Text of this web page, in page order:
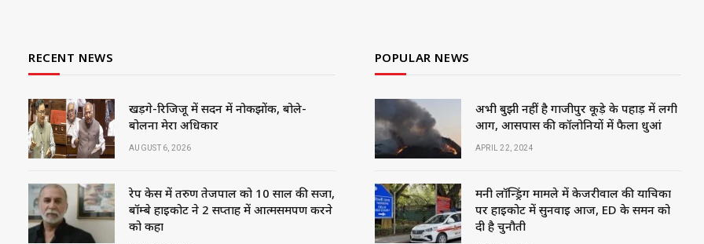
RECENT NEWS
खड़गे-रिजिजू में सदन में नोकझोंक, बोले-
बोलना मेरा अधिकार
AUGUST 6, 2026
रेप केस में तरुण तेजपाल को 10 साल की सजा,
बॉम्बे हाईकोर्ट ने 2 सप्ताह में आत्मसमर्पण करने
को कहा
POPULAR NEWS
अभी बुझी नहीं है गाजीपुर कूड़े के पहाड़ में लगी
आग, आसपास की कॉलोनियों में फैला धुआं
APRIL 22, 2024
मनी लॉन्ड्रिंग मामले में केजरीवाल की याचिका
पर हाईकोर्ट में सुनवाई आज, ED के समन को
दी है चुनौती